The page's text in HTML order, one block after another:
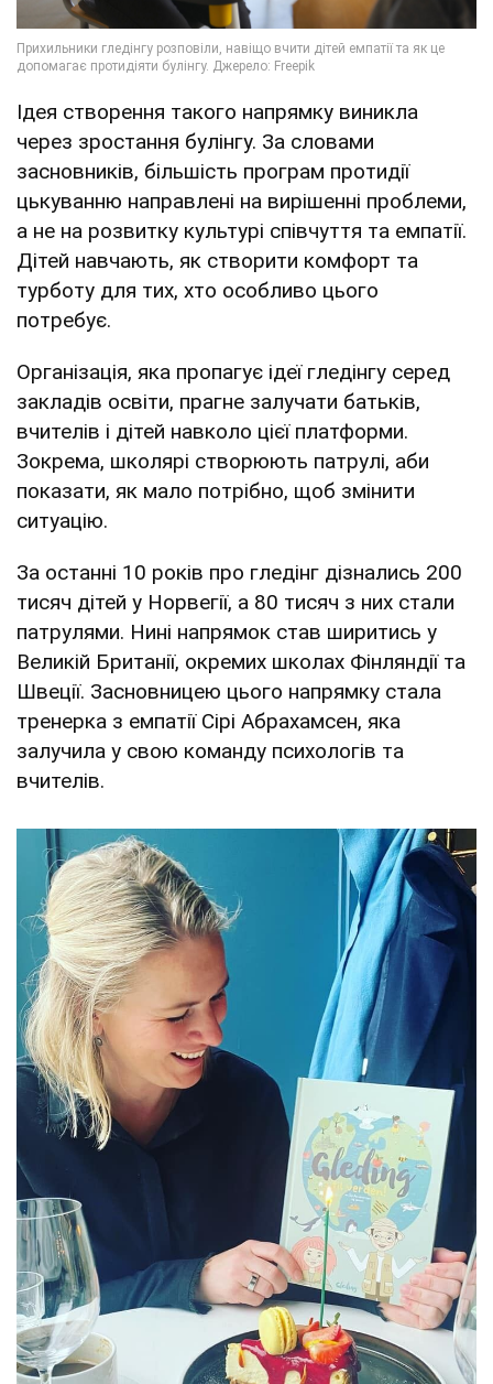
Ідея створення такого напрямку виникла
через зростання булінгу. За словами
засновників, більшість програм протидії
цькуванню направлені на вирішенні проблеми,
а не на розвитку культурі співчуття та емпатії.
Дітей навчають, як створити комфорт та
турботу для тих, хто особливо цього
потребує.
Організація, яка пропагує ідеї гледінгу серед
закладів освіти, прагне залучати батьків,
вчителів і дітей навколо цієї платформи.
Зокрема, школярі створюють патрулі, аби
показати, як мало потрібно, щоб змінити
ситуацію.
За останні 10 років про гледінг дізнались 200
тисяч дітей у Норвегії, а 80 тисяч з них стали
патрулями. Нині напрямок став ширитись у
Великій Британії, окремих школах Фінляндії та
Швеції. Засновницею цього напрямку стала
тренерка з емпатії Сірі Абрахамсен, яка
залучила у свою команду психологів та
вчителів.